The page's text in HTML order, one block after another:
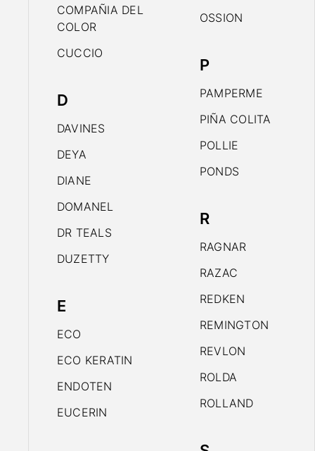
COMPAÑIA DEL
COLOR
CUCCIO
D
DAVINES
DEYA
DIANE
DOMANEL
DR TEALS
DUZETTY
E
ECO
ECO KERATIN
ENDOTEN
EUCERIN
OSSION
P
PAMPERME
PIÑA COLITA
POLLIE
PONDS
R
RAGNAR
RAZAC
REDKEN
REMINGTON
REVLON
ROLDA
ROLLAND